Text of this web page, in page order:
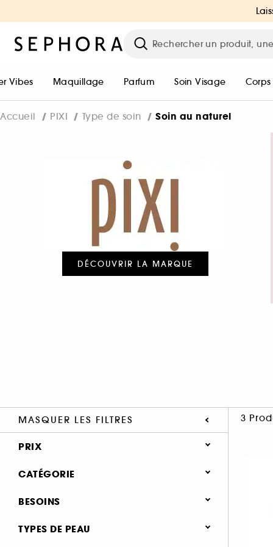
Vibes Maquillage Parfum Soin Visage Corps
Accueil PIXI Type de soin Soin au naturel
DÉCOUVRIR LA MARQUE
MASQUER LES FILTRES 3
PRIX
CATÉGORIE
Soin Visage
BESOINS
Soin hydratant & nourrissant (3)
TYPES DE PEAU